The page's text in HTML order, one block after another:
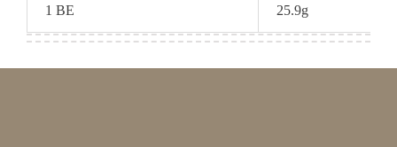
1 BE 25.9g